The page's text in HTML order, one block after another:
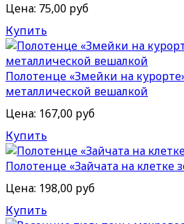
Цена: 75,00 руб
Купить
Полотенце «Змейки на
металлической вешалкой
Цена: 167,00 руб
Купить
Полотенце «Зайчата на клетке
Цена: 198,00 руб
Купить